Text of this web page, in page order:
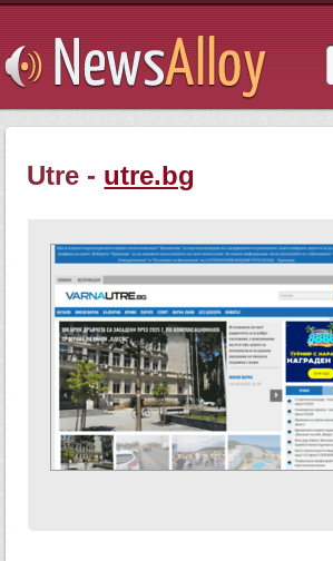
Utre - utre.bg